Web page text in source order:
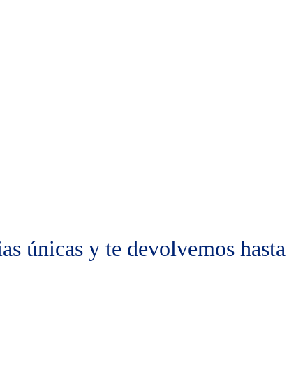
únicas y te devolvemos hasta